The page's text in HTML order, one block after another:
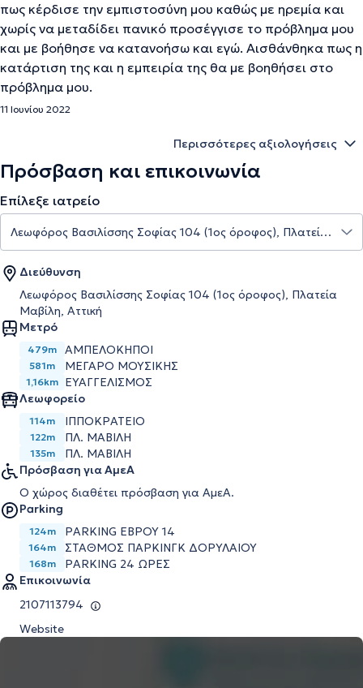
πως κέρδισε την εμπιστοσύνη μου καθώς με ηρεμία και
χωρίς να μεταδίδει πανικό προσέγγισε το πρόβλημα μου
και με βοήθησε να κατανοήσω και εγώ. Αισθάνθηκα πως η
κατάρτιση της και η εμπειρία της θα με βοηθήσει στο
πρόβλημα μου.
11 Ιουνίου 2022
Περισσότερες αξιολογήσεις
Πρόσβαση και επικοινωνία
Επίλεξε ιατρείο
Διεύθυνση
Λεωφόρος Βασιλίσσης Σοφίας 104 (1ος όροφος), Πλατεία
Μαβίλη, Αττική
Μετρό
479m ΑΜΠΕΛΟΚΗΠΟΙ
581m ΜΕΓΑΡΟ ΜΟΥΣΙΚΗΣ
1,16km ΕΥΑΓΓΕΛΙΣΜΟΣ
Λεωφορείο
114m ΙΠΠΟΚΡΑΤΕΙΟ
122m ΠΛ. ΜΑΒΙΛΗ
135m
ΠΛ. ΜΑΒΙΛΗ
Πρόσβαση για ΑμεΑ
Ο χώρος διαθέτει πρόσβαση για ΑμεΑ.
Parking
124m PARKING ΕΒΡΟΥ 14
164m ΣΤΑΘΜΟΣ ΠΑΡΚΙΝΓΚ ΔΟΡΥΛΑΙΟΥ
168m
PARKING 24 ΩΡΕΣ
Επικοινωνία
2107113794
Website